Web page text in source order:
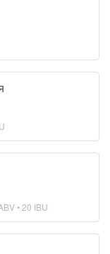
• 20 IBU